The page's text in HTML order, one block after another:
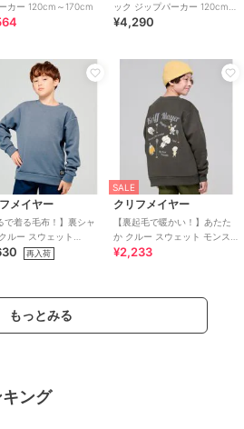
カー 120cm～170cm
ック ジップパーカー 120cm～
170cm
¥4,290
メイヤー
で着る毛布！】裏シャ
ルー スウェット
～170cm
再入荷
SALE
クリフメイヤー
【裏起毛で暖かい！】あたた
か クルー スウェット モンスタ
ー 120cm～170cm
¥2,233
もっとみる
ング